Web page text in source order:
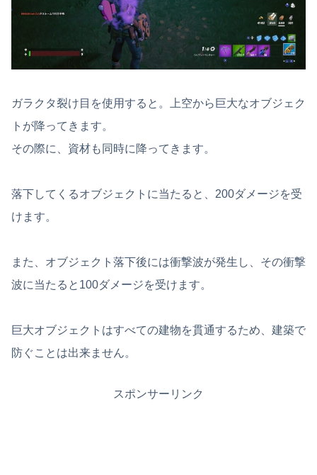
ガラクタ裂け目を使用すると。上空から巨大なオブジェク
トが降ってきます。
その際に、資材も同時に降ってきます。
落下してくるオブジェクトに当たると、200ダメージを受
けます。
また、オブジェクト落下後には衝撃波が発生し、その衝撃
波に当たると100ダメージを受けます。
巨大オブジェクトはすべての建物を貫通するため、建築で
防ぐことは出来ません。
スポンサーリンク